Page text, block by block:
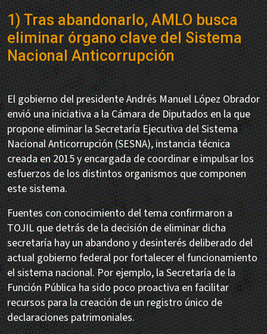
1) Tras abandonarlo, AMLO busca
eliminar órgano clave del Sistema
Nacional Anticorrupción
El gobierno del presidente Andrés Manuel López Obrador
envió una iniciativa a la Cámara de Diputados en la que
propone eliminar la Secretaría Ejecutiva del Sistema
Nacional Anticorrupción (SESNA), instancia técnica
creada en 2015 y encargada de coordinar e impulsar los
esfuerzos de los distintos organismos que componen
este sistema.
Fuentes con conocimiento del tema confirmaron a
TOJIL que detrás de la decisión de eliminar dicha
secretaría hay un abandono y desinterés deliberado del
actual gobierno federal por fortalecer el funcionamiento
el sistema nacional. Por ejemplo, la Secretaría de la
Función Pública ha sido poco proactiva en facilitar
recursos para la creación de un registro único de
declaraciones patrimoniales.